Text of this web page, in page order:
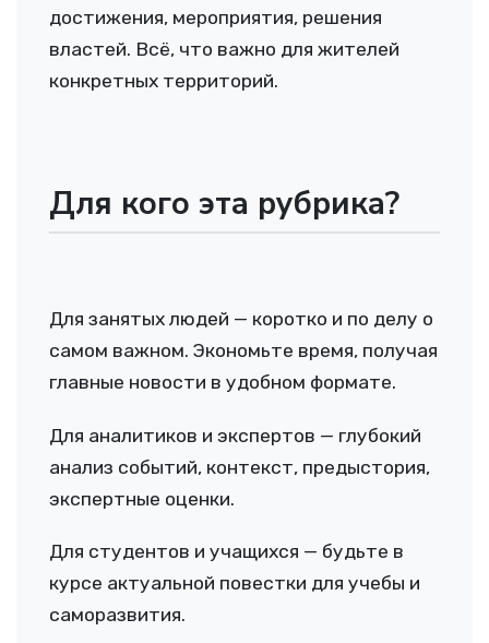
достижения, мероприятия, решения
властей. Всё, что важно для жителей
конкретных территорий.
Для кого эта рубрика?
Для занятых людей — коротко и по делу о
самом важном. Экономьте время, получая
главные новости в удобном формате.
Для аналитиков и экспертов — глубокий
анализ событий, контекст, предыстория,
экспертные оценки.
Для студентов и учащихся — будьте в
курсе актуальной повестки для учебы и
саморазвития.